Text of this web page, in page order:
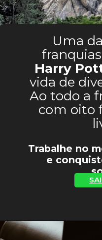
Uma
Harry
vida de
Ao todo a
com oito
Trabalhe no
e